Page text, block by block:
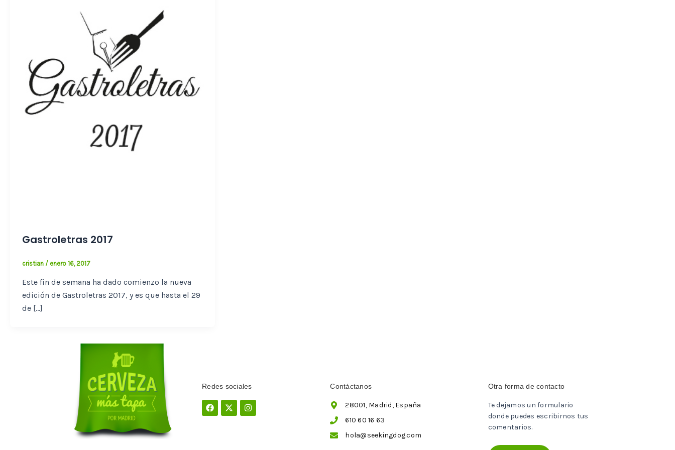
Gastroletras 2017
cristian / enero 16, 2017
Este fin de semana ha dado comienzo la nueva
edición de Gastroletras 2017, y es que hasta el 29
de […]
Redes sociales
Facebook
X-
twitter
Instagram
Contáctanos
28001, Madrid, España
610 60 16 63
hola@seekingdog.com
Otra forma de contacto
Te dejamos un formulario
donde puedes escribirnos tus
comentarios.